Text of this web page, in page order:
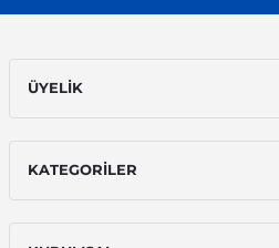
ÜYELİK
KATEGORİLER